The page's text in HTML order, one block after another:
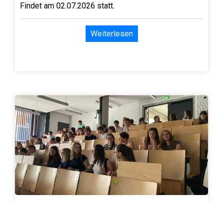
Findet am 02.07.2026 statt.
Weiterlesen